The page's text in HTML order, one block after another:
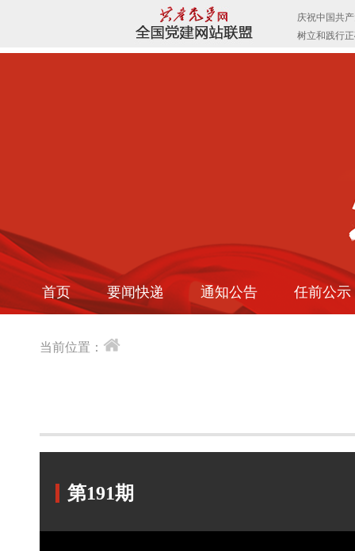
首页 要闻快递 通知公告 任前公示
当前位置：
第191期